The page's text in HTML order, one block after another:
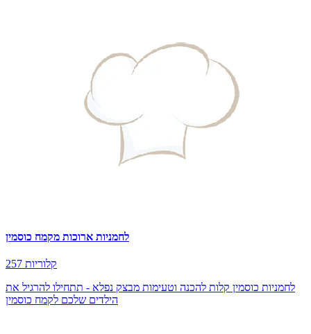
לחמניות ארוכות מקמח כוסמין
257 קלוריות
לחמניות כוסמין קלות להכנה וטעימות מבצק נפלא - תתחילו להרגיל את
הילדים שלכם לקמח כוסמין